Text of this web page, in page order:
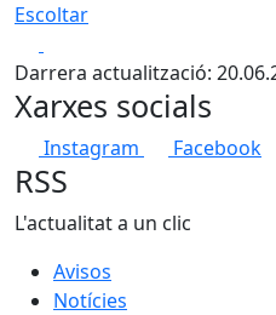
Escoltar
Darrera actualització:
Xarxes socials
Instagram Facebook
RSS
L'actualitat a un clic
Avisos
Notícies